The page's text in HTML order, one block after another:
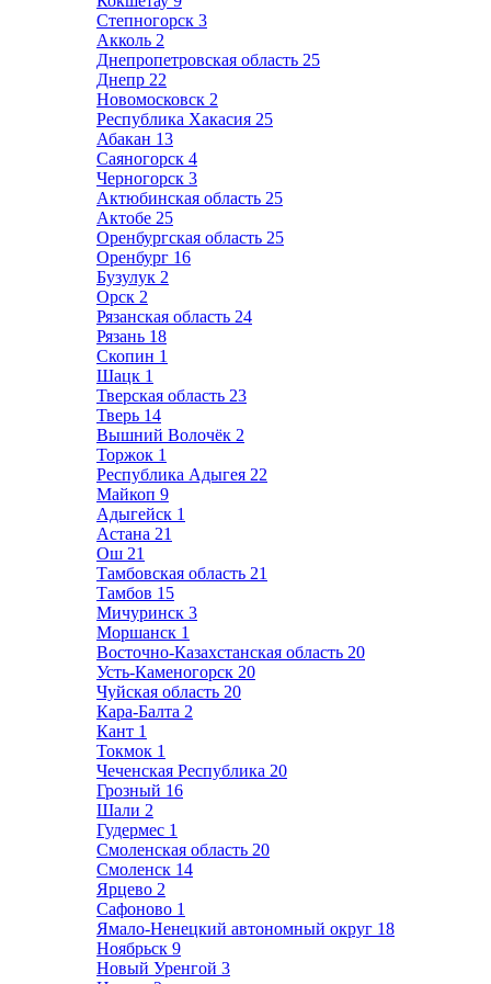
Степногорск 3
Акколь 2
Днепропетровская область 25
Днепр 22
Новомосковск 2
Республика Хакасия 25
Абакан 13
Саяногорск 4
Черногорск 3
Актюбинская область 25
Актобе 25
Оренбургская область 25
Оренбург 16
Бузулук 2
Орск 2
Рязанская область 24
Рязань 18
Скопин 1
Шацк 1
Тверская область 23
Тверь 14
Вышний Волочёк 2
Торжок 1
Республика Адыгея 22
Майкоп 9
Адыгейск 1
Астана 21
Ош 21
Тамбовская область 21
Тамбов 15
Мичуринск 3
Моршанск 1
Восточно-Казахстанская область 20
Усть-Каменогорск 20
Чуйская область 20
Кара-Балта 2
Кант 1
Токмок 1
Чеченская Республика 20
Грозный 16
Шали 2
Гудермес 1
Смоленская область 20
Смоленск 14
Ярцево 2
Сафоново 1
Ямало-Ненецкий автономный округ 18
Ноябрьск 9
Новый Уренгой 3